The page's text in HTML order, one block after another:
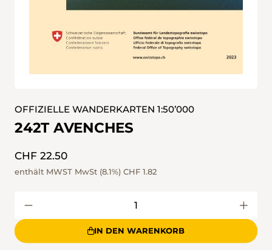
OFFIZIELLE WANDERKARTEN 1:50’000
242T AVENCHES
CHF 22.50
enthält MWST MwSt (8.1%) CHF 1.82
IN DEN WARENKORB